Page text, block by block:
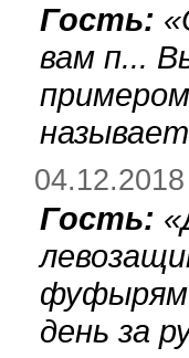
Гость: «
вам п...
Гость: «
день за